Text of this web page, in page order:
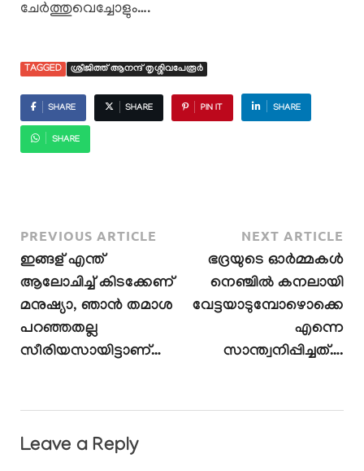
ചേർത്തുവെച്ചോളും….
TAGGED ശ്രീജിത്ത്‌ ആനന്ദ് തൃശ്ശിവപേരൂർ
SHARE SHARE PIN IT SHARE
SHARE
PREVIOUS ARTICLE
ഇങ്ങള് എന്ത്
ആലോചിച്ച് കിടക്കേണ്
മനുഷ്യാ, ഞാൻ തമാശ
പറഞ്ഞതല്ല
സീരിയസായിട്ടാണ്…
NEXT ARTICLE
ഭദ്രയുടെ ഓർമ്മകൾ
നെഞ്ചിൽ കനലായി
വേട്ടയാടുമ്പോഴൊക്കെ
എന്നെ
സാന്ത്വനിപ്പിച്ചത്….
Leave a Reply